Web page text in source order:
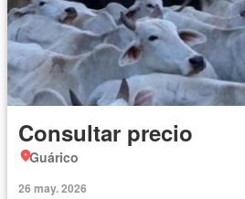
Consultar precio
Guárico
26 may. 2026